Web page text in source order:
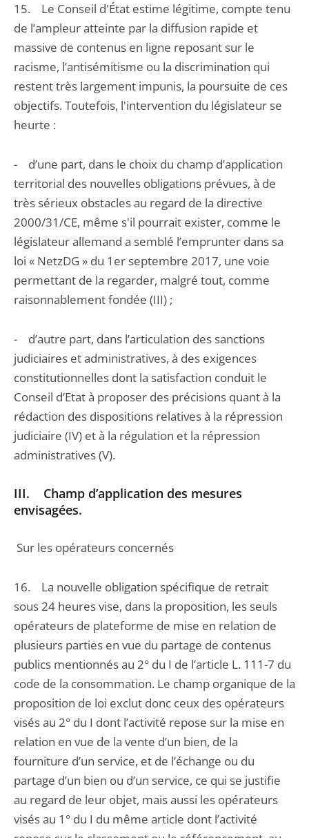
15. Le Conseil d'État estime légitime, compte tenu
de l’ampleur atteinte par la diffusion rapide et
massive de contenus en ligne reposant sur le
racisme, l’antisémitisme ou la discrimination qui
restent très largement impunis, la poursuite de ces
objectifs. Toutefois, l'intervention du législateur se
heurte :
- d’une part, dans le choix du champ d’application
territorial des nouvelles obligations prévues, à de
très sérieux obstacles au regard de la directive
2000/31/CE, même s'il pourrait exister, comme le
législateur allemand a semblé l’emprunter dans sa
loi « NetzDG » du 1er septembre 2017, une voie
permettant de la regarder, malgré tout, comme
raisonnablement fondée (III) ;
- d’autre part, dans l’articulation des sanctions
judiciaires et administratives, à des exigences
constitutionnelles dont la satisfaction conduit le
Conseil d’Etat à proposer des précisions quant à la
rédaction des dispositions relatives à la répression
judiciaire (IV) et à la régulation et la répression
administratives (V).
III. Champ d’application des mesures
envisagées.
Sur les opérateurs concernés
16. La nouvelle obligation spécifique de retrait
sous 24 heures vise, dans la proposition, les seuls
opérateurs de plateforme de mise en relation de
plusieurs parties en vue du partage de contenus
publics mentionnés au 2° du I de l’article L. 111-7 du
code de la consommation. Le champ organique de la
proposition de loi exclut donc ceux des opérateurs
visés au 2° du I dont l’activité repose sur la mise en
relation en vue de la vente d’un bien, de la
fourniture d’un service, et de l’échange ou du
partage d’un bien ou d’un service, ce qui se justifie
au regard de leur objet, mais aussi les opérateurs
visés au 1° du I du même article dont l’activité